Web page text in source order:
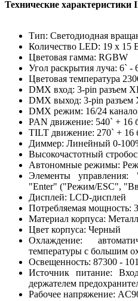
Технические
Тип: Светодиодная
Количество LED: 19 х 15
Цветовая гамма: RGBW
Угол раскрытия луча: 6` -
Цветовая температура
DMX вход: 3-pin разъем
DMX выход: 3-pin
DMX режим: 16/24
PAN движение: 540` + 16
TILT движение: 270` + 16
Диммер: Линейный 0-
Высокочастотный
Автономные режимы:
Элементы
"Enter" ("Режим/ESC",
Дисплей: LCD-дисплей
Потребляемая мощность:
Материал корпуса:
Цвет корпуса: Черный
Охлаждение:
температуры с большим
Освещенность: 87300 -
Источник питание:
держателем
Рабочее напряжение: